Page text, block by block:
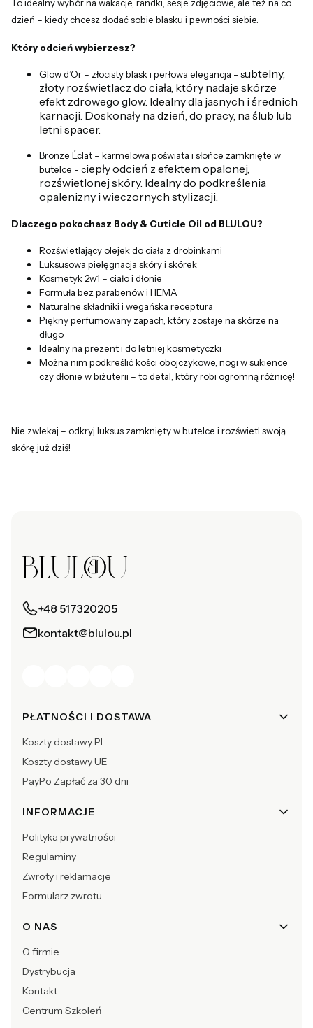
To idealny wybór na wakacje, randki, sesje zdjęciowe, ale też na co
dzień – kiedy chcesz dodać sobie blasku i pewności siebie.
Który odcień wybierzesz?
Glow d’Or – złocisty blask i perłowa elegancja - subtelny,
złoty rozświetlacz do ciała, który nadaje skórze
efekt zdrowego glow. Idealny dla jasnych i średnich
karnacji. Doskonały na dzień, do pracy, na ślub lub
letni spacer.
Bronze Éclat – karmelowa poświata i słońce zamknięte w
butelce - ciepły odcień z efektem opalonej,
rozświetlonej skóry. Idealny do podkreślenia
opalenizny i wieczornych stylizacji.
Dlaczego pokochasz Body & Cuticle Oil od BLULOU?
Rozświetlający olejek do ciała z drobinkami
Luksusowa pielęgnacja skóry i skórek
Kosmetyk 2w1 – ciało i dłonie
Formuła bez parabenów i HEMA
Naturalne składniki i wegańska receptura
Piękny perfumowany zapach, który zostaje na skórze na
długo
Idealny na prezent i do letniej kosmetyczki
Można nim podkreślić kości obojczykowe, nogi w sukience
czy dłonie w biżuterii – to detal, który robi ogromną różnicę!
Nie zwlekaj – odkryj luksus zamknięty w butelce i rozświetl swoją
skórę już dziś!
+48 517320205
kontakt@blulou.pl
Linki w stopce
PŁATNOŚCI I DOSTAWA
Koszty dostawy PL
Koszty dostawy UE
PayPo Zapłać za 30 dni
INFORMACJE
Polityka prywatności
Regulaminy
Zwroty i reklamacje
Formularz zwrotu
O NAS
O firmie
Dystrybucja
Kontakt
Centrum Szkoleń